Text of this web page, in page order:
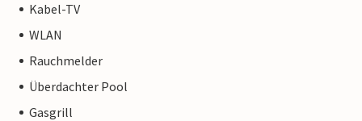
Kabel-TV
WLAN
Rauchmelder
Überdachter Pool
Gasgrill